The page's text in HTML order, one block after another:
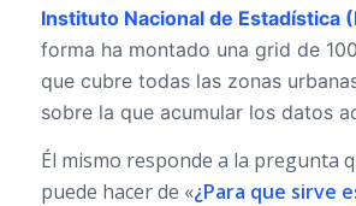
Instituto Nacional de Estadística
forma ha montado una grid de
que cubre todas las zonas
sobre la que acumular los datos
Él mismo responde a la pregunta
puede hacer de «¿Para que sirve